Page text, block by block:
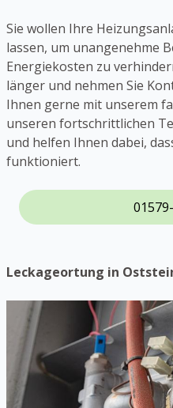
Sie wollen Ihre
lassen, um unangenehme
Energiekosten zu
länger und nehmen Sie
Ihnen gerne mit unserem
unseren fortschrittlichen
und helfen Ihnen dabei,
funktioniert.
Leckageortung in